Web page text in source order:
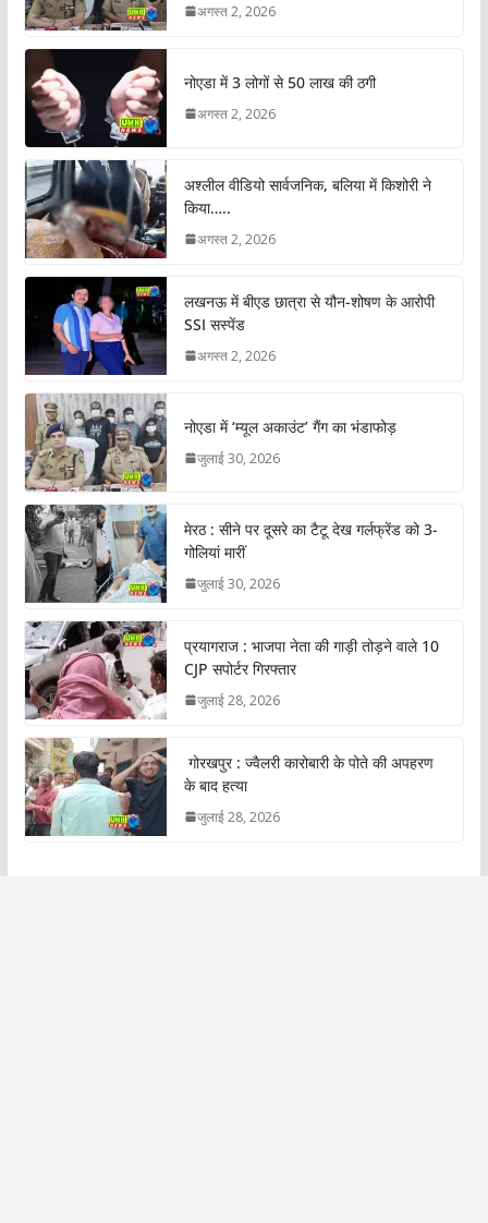
अगस्त 2, 2026
नोएडा में 3 लोगों से 50 लाख की ठगी
अगस्त 2, 2026
अश्लील वीडियो सार्वजनिक, बलिया में किशोरी ने
किया…..
अगस्त 2, 2026
लखनऊ में बीएड छात्रा से यौन-शोषण के आरोपी
SSI सस्पेंड
अगस्त 2, 2026
नोएडा में ‘म्यूल अकाउंट’ गैंग का भंडाफोड़
जुलाई 30, 2026
मेरठ : सीने पर दूसरे का टैटू देख गर्लफ्रेंड को 3-
गोलियां मारीं
जुलाई 30, 2026
प्रयागराज : भाजपा नेता की गाड़ी तोड़ने वाले 10
CJP सपोर्टर गिरफ्तार
जुलाई 28, 2026
गोरखपुर : ज्वैलरी कारोबारी के पोते की अपहरण
के बाद हत्या
जुलाई 28, 2026